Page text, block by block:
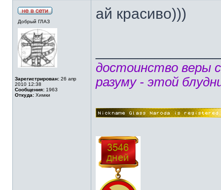
Добрый ГЛАЗ
Зарегистрирован: 26 апр
2010 12:38
Сообщения: 1963
Откуда: Химки
ай красиво)))
достоинство веры
разуму - этой